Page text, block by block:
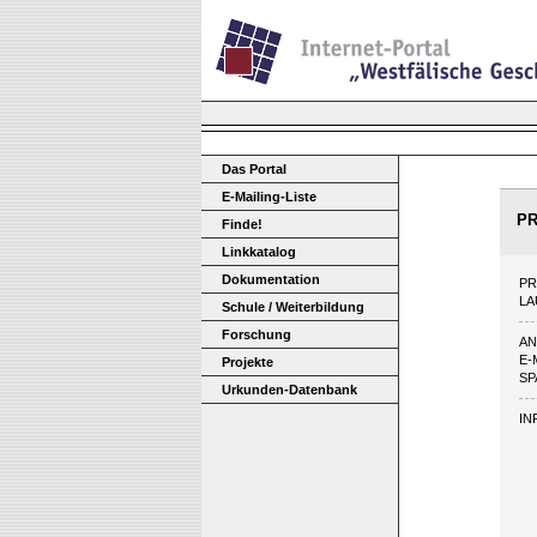
Das Portal
E-Mailing-Liste
Finde!
Linkkatalog
Dokumentation
Schule / Weiterbildung
Forschung
Projekte
Urkunden-Datenbank
E-